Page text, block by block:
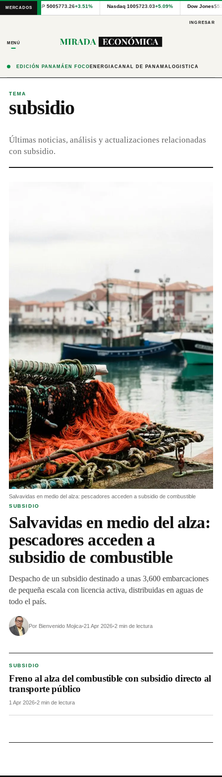
MERCADOS S&P 500$773.26+3.51% Nasdaq 100$723.03+5.09% Dow Jones
Cotizaciones
internacionales
Financial
Modeling
precios
por
Latinex
para
INGRESAR
MENÚ
EDICIÓN PANAMÁ EN FOCO ENERGÍACANAL DE PANAMÁ LOGÍSTICA
TEMA
subsidio
Últimas noticias, análisis y actualizaciones relacionadas
con subsidio.
SUBSIDIO
Salvavidas en medio del alza:
pescadores acceden a
subsidio de combustible
Despacho de un subsidio destinado a unas 3,600 embarcaciones
de pequeña escala con licencia activa, distribuidas en aguas de
todo el país.
Por Bienvenido Mojica•21 Apr 2026•2 min de lectura
Salvavidas en medio del alza: pescadores acceden a subsidio de combustible
SUBSIDIO
Freno al alza del combustible con subsidio directo al
transporte público
1 Apr 2026•2 min de lectura